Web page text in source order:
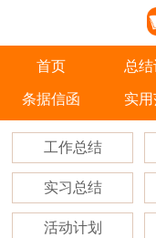
首页 总结
条据信函 实
工作总结
实习总结
活动计划